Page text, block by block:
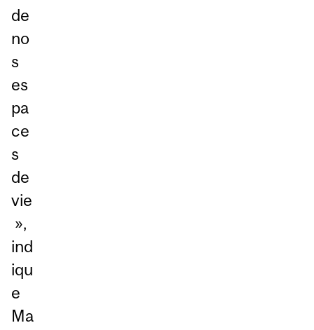
de
no
s
es
pa
ce
s
de
vie
»,
ind
iqu
e
Ma